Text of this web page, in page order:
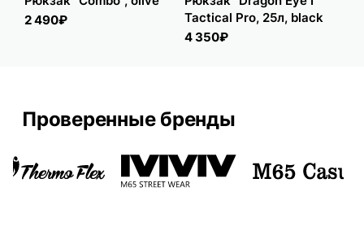
2 490₽
Tactical Pro, 25л, black
4 350₽
Проверенные бренды